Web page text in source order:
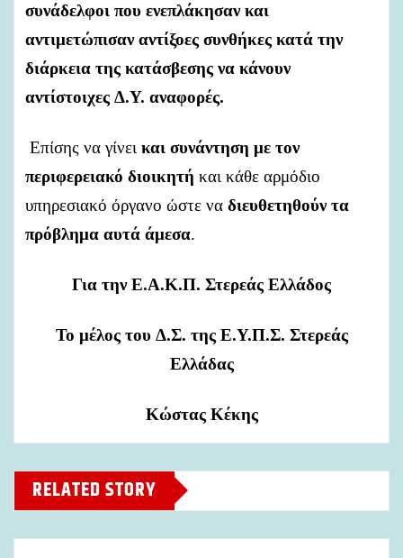
συνάδελφοι που ενεπλάκησαν και
αντιμετώπισαν αντίξοες συνθήκες κατά την
διάρκεια της κατάσβεσης να κάνουν
αντίστοιχες Δ.Υ. αναφορές.
Επίσης να γίνει και συνάντηση με τον
περιφερειακό διοικητή και κάθε αρμόδιο
υπηρεσιακό όργανο ώστε να διευθετηθούν τα
πρόβλημα αυτά άμεσα.
Για την Ε.Α.Κ.Π. Στερεάς Ελλάδος
Το μέλος του Δ.Σ. της Ε.Υ.Π.Σ. Στερεάς
Ελλάδας
Κώστας Κέκης
RELATED STORY